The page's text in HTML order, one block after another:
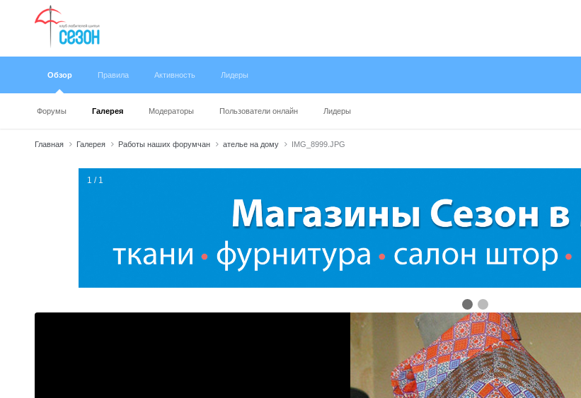
Обзор
Форумы Галерея Модераторы Пользователи онлайн Лидеры
Правила Активность Лидеры
Главная Галерея Работы наших форумчан ателье на дому IMG_8999.JPG
1 / 1